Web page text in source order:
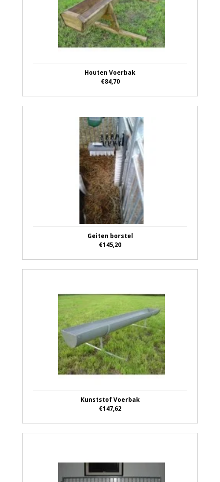
Houten Voerbak
€84,70
Geiten borstel
€145,20
Kunststof Voerbak
€147,62